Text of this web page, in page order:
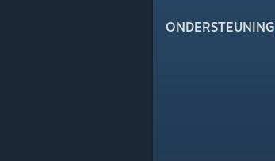
ONDERSTEUNING